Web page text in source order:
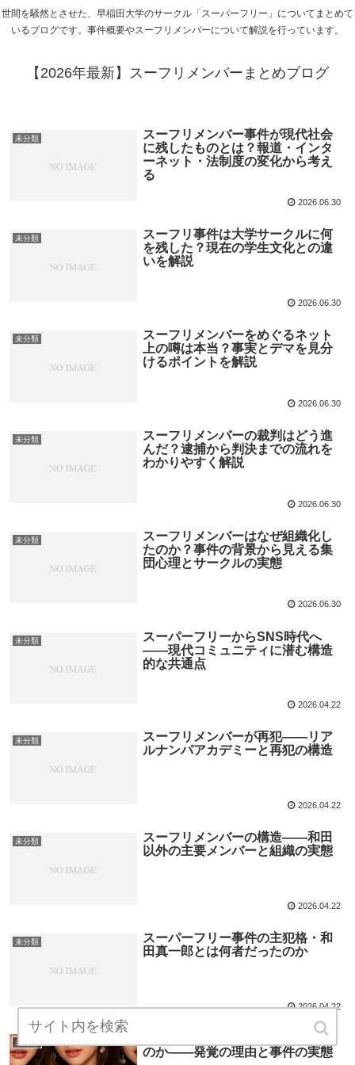
世間を騒然とさせた、早稲田大学のサークル「スーパーフリー」についてまとめて
いるブログです。事件概要やスーフリメンバーについて解説を行っています。
【2026年最新】スーフリメンバーまとめブログ
未分類
スーフリメンバー事件が現代社会
に残したものとは？報道・インタ
ーネット・法制度の変化から考え
る
2026.06.30
未分類
スーフリ事件は大学サークルに何
を残した？現在の学生文化との違
いを解説
2026.06.30
未分類
スーフリメンバーをめぐるネット
上の噂は本当？事実とデマを見分
けるポイントを解説
2026.06.30
未分類
スーフリメンバーの裁判はどう進
んだ？逮捕から判決までの流れを
わかりやすく解説
2026.06.30
未分類
スーフリメンバーはなぜ組織化し
たのか？事件の背景から見える集
団心理とサークルの実態
2026.06.30
未分類
スーパーフリーからSNS時代へ
――現代コミュニティに潜む構造
的な共通点
2026.04.22
未分類
スーフリメンバーが再犯――リア
ルナンパアカデミーと再犯の構造
2026.04.22
未分類
スーフリメンバーの構造――和田
以外の主要メンバーと組織の実態
2026.04.22
未分類
スーパーフリー事件の主犯格・和
田真一郎とは何者だったのか
2026.04.22
未分類
スーパーフリー事件とは何だった
のか――発覚の理由と事件の実態